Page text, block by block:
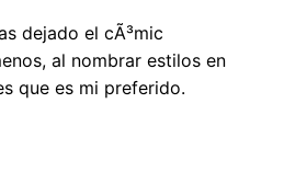
dejado el cÃ³mic
al nombrar estilos en
que es mi preferido.